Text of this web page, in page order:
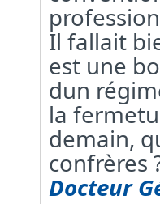
Il fallait
est une
dun
la
demain,
confrères
Docteur